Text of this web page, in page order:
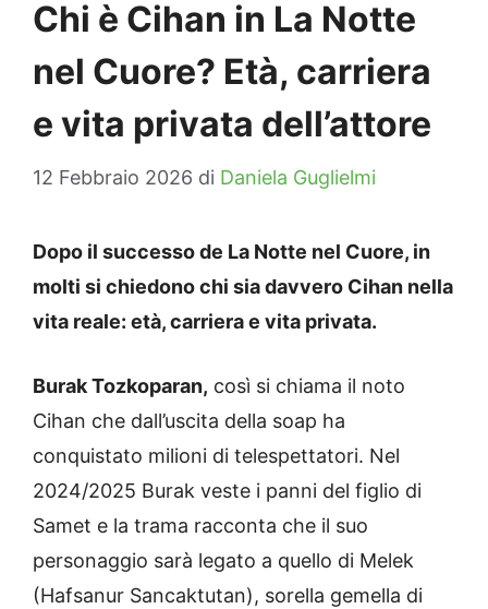
Chi è Cihan in La Notte
nel Cuore? Età, carriera
e vita privata dell’attore
12 Febbraio 2026 di Daniela Guglielmi
Dopo il successo de La Notte nel Cuore, in
molti si chiedono chi sia davvero Cihan nella
vita reale: età, carriera e vita privata.
Burak Tozkoparan, così si chiama il noto
Cihan che dall’uscita della soap ha
conquistato milioni di telespettatori. Nel
2024/2025 Burak veste i panni del figlio di
Samet e la trama racconta che il suo
personaggio sarà legato a quello di Melek
(Hafsanur Sancaktutan), sorella gemella di